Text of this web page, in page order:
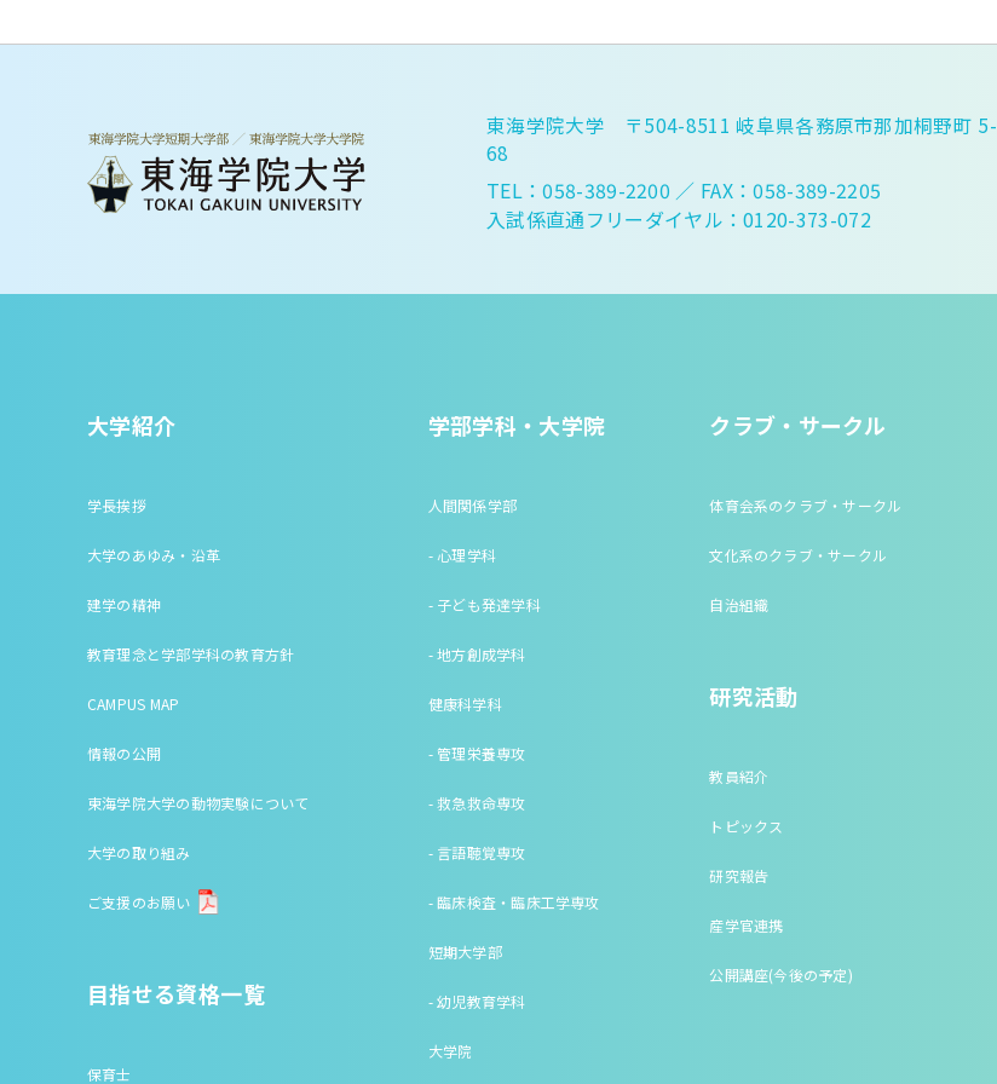
東海学院大学 〒504-8511 岐阜県各務原市那加桐野町 5-
68
TEL：058-389-2200 ／ FAX：058-389-2205
入試係直通フリーダイヤル：0120-373-072
大学紹介
学長挨拶
大学のあゆみ・沿革
建学の精神
教育理念と学部学科の教育方針
CAMPUS MAP
情報の公開
東海学院大学の動物実験について
大学の取り組み
ご支援のお願い
目指せる資格一覧
保育士
学部学科・大学院
人間関係学部
- 心理学科
- 子ども発達学科
- 地方創成学科
健康科学科
- 管理栄養専攻
- 救急救命専攻
- 言語聴覚専攻
- 臨床検査・臨床工学専攻
短期大学部
- 幼児教育学科
大学院
クラブ・サークル
体育会系のクラブ・サークル
文化系のクラブ・サークル
自治組織
研究活動
教員紹介
トピックス
研究報告
産学官連携
公開講座(今後の予定)